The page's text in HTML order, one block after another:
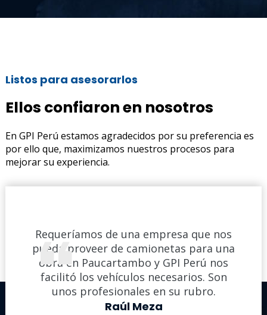
Listos para asesorarlos
Ellos confiaron en nosotros
En GPI Perú estamos agradecidos por su preferencia es
por ello que, maximizamos nuestros procesos para
mejorar su experiencia.
Requeríamos de una empresa que nos
pueda proveer de camionetas para una
obra en Paucartambo y GPI Perú nos
facilitó los vehículos necesarios. Son
unos profesionales en su rubro.
Raúl Meza